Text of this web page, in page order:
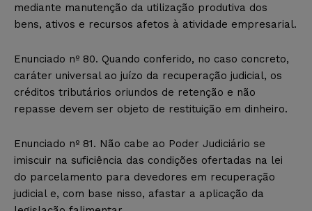
mediante manutenção da utilização produtiva dos
bens, ativos e recursos afetos à atividade empresarial.
Enunciado nº 80. Quando conferido, no caso concreto,
caráter universal ao juízo da recuperação judicial, os
créditos tributários oriundos de retenção e não
repasse devem ser objeto de restituição em dinheiro.
Enunciado nº 81. Não cabe ao Poder Judiciário se
imiscuir na suficiência das condições ofertadas na lei
do parcelamento para devedores em recuperação
judicial e, com base nisso, afastar a aplicação da